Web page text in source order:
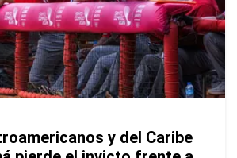
y del Caribe